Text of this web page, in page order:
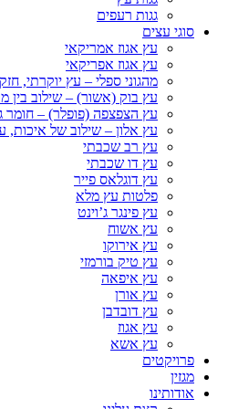
גגות רעפים
סוגי עצים
עץ אגוז אמריקאי
עץ אגוז אפריקאי
מהגוני ספלי – עץ יוקרתי,
עץ בוק (אשור) – שילוב בין
עץ הצפצפה (פופלר) – חומר
עץ אלון – שילוב של איכות,
עץ רב שכבתי
עץ דו שכבתי
עץ דוגלאס פייר
פלטות עץ מלא
עץ פינגר ג’וינט
עץ אשוח
עץ אירוקו
עץ טיק בורמזי
עץ איפאה
עץ אורן
עץ דובדבן
עץ אגוז
עץ אשא
פרויקטים
מגזין
אודותינו